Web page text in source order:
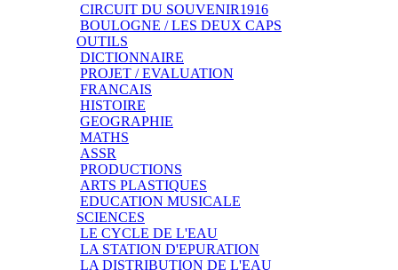
CIRCUIT DU SOUVENIR1916
BOULOGNE / LES DEUX CAPS
OUTILS
DICTIONNAIRE
PROJET / EVALUATION
FRANCAIS
HISTOIRE
GEOGRAPHIE
MATHS
ASSR
PRODUCTIONS
ARTS PLASTIQUES
EDUCATION MUSICALE
SCIENCES
LE CYCLE DE L'EAU
LA STATION D'EPURATION
LA DISTRIBUTION DE L'EAU